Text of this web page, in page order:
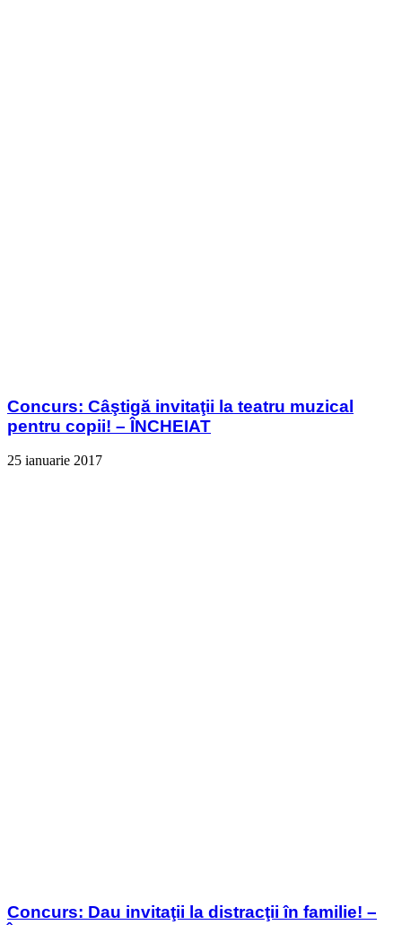
Concurs: Câştigă invitaţii la teatru muzical
pentru copii! – ÎNCHEIAT
25 ianuarie 2017
Concurs: Dau invitaţii la distracţii în familie! –